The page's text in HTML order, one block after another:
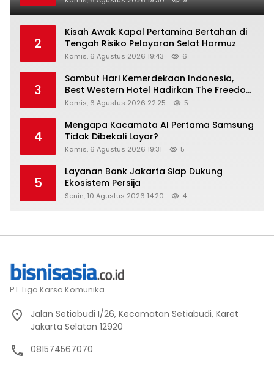
2
Kisah Awak Kapal Pertamina Bertahan di
Tengah Risiko Pelayaran Selat Hormuz
Kamis, 6 Agustus 2026 19:43 6
3
Sambut Hari Kemerdekaan Indonesia,
Best Western Hotel Hadirkan The Freedom
Stay Diskon Hingga 45%
Kamis, 6 Agustus 2026 22:25 5
4
Mengapa Kacamata AI Pertama Samsung
Tidak Dibekali Layar?
Kamis, 6 Agustus 2026 19:31 5
5
Layanan Bank Jakarta Siap Dukung
Ekosistem Persija
Senin, 10 Agustus 2026 14:20 4
PT Tiga Karsa Komunika.
Jalan Setiabudi I/26, Kecamatan Setiabudi, Karet
Jakarta Selatan 12920
081574567070